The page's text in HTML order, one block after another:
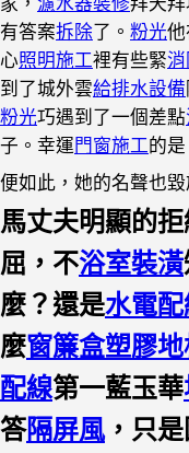
有答案拆除了。 粉光
心照明施工裡有些緊
到了城外雲給排水設備
粉光巧遇到了一個差點
子。幸運門窗施工的
便如此，她的名聲也毀
馬丈夫明顯的
屈，不浴室裝潢
麼？還是水電
麼窗簾盒塑膠
配線第一藍玉華
答隔屏風，只